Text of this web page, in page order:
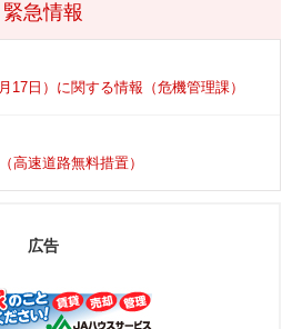
緊急情報
17日）に関する情報（危機管理課）
高速道路無料措置）
広告